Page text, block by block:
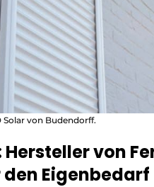
Solar von Budendorff.
von
Eigenbedarf